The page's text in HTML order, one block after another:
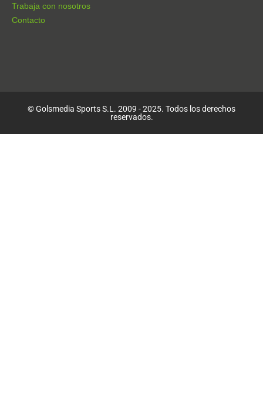
Trabaja con nosotros
Contacto
© Golsmedia Sports S.L. 2009 - 2025. Todos los derechos
reservados.